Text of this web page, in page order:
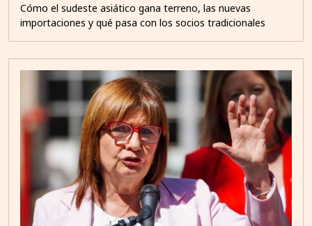
Cómo el sudeste asiático gana terreno, las nuevas
importaciones y qué pasa con los socios tradicionales